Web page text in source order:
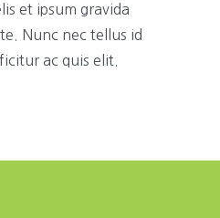
et ipsum gravida
Nunc nec tellus id
ac quis elit.